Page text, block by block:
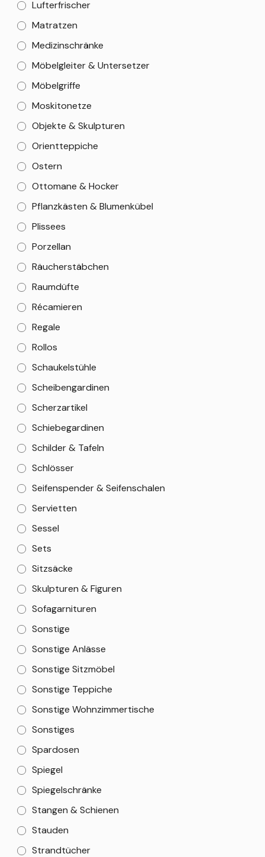
Lufterfrischer
Matratzen
Medizinschränke
Möbelgleiter & Untersetzer
Möbelgriffe
Moskitonetze
Objekte & Skulpturen
Orientteppiche
Ostern
Ottomane & Hocker
Pflanzkästen & Blumenkübel
Plissees
Porzellan
Räucherstäbchen
Raumdüfte
Récamieren
Regale
Rollos
Schaukelstühle
Scheibengardinen
Scherzartikel
Schiebegardinen
Schilder & Tafeln
Schlösser
Seifenspender & Seifenschalen
Servietten
Sessel
Sets
Sitzsäcke
Skulpturen & Figuren
Sofagarnituren
Sonstige
Sonstige Anlässe
Sonstige Sitzmöbel
Sonstige Teppiche
Sonstige Wohnzimmertische
Sonstiges
Spardosen
Spiegel
Spiegelschränke
Stangen & Schienen
Stauden
Strandtücher